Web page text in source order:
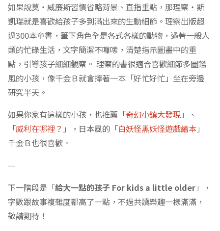
如果說莫‧威廉斯習慣省略背景、直指重點，那理察‧斯
凱瑞就是喜歡給孩子多到滿出來的生動細節。理察出版超
過300本童書，筆下角色全是各式各樣的動物，過著一般人
類的忙碌生活，文字簡潔不囉嗦，清楚指示圖畫中的重
點，引導孩子細細觀察。 理察的書很適合喜歡細節多圖鑑
風的小孩，像千金Ｂ就會捧著一本「好忙好忙」坐在旁邊
研究半天。
如果你家有這樣的小孩，也推薦「奇幻小鎮大發現」、
「威利在哪裡？ 」，日本風的「白妖怪黑妖怪遊戲繪本」
千金Ｂ也很喜歡。
—
下一階段是「給大一點的孩子 For kids a little older」，
字數跟故事複雜度都高了一點，不過共讀樂趣一樣滿滿，
敬請期待！